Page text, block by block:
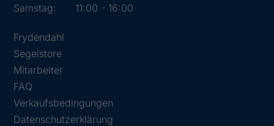
Samstag:
11:00 - 16:00
Frydendahl
Segelstore
Mitarbeiter
FAQ
Verkaufsbedingungen
Datenschutzerklärung